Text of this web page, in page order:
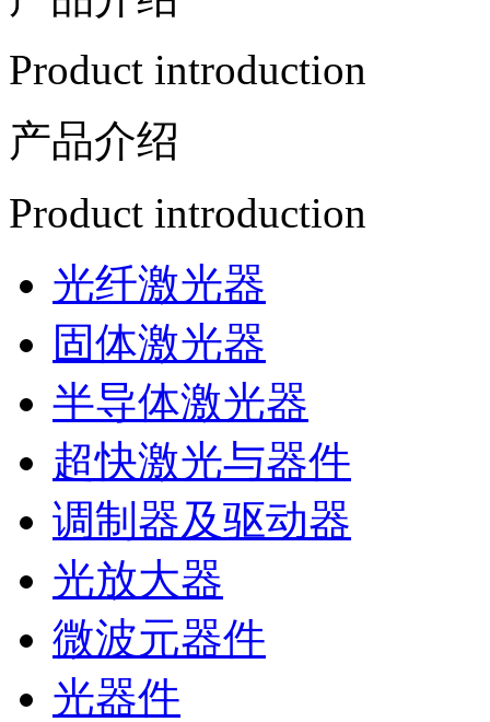
Product introduction
产品介绍
Product introduction
光纤激光器
固体激光器
半导体激光器
超快激光与器件
调制器及驱动器
光放大器
微波元器件
光器件